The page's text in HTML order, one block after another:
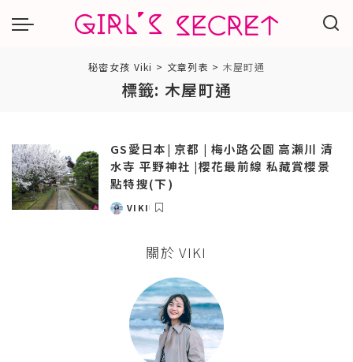
秘密女孩 Viki > 文章列表 > 木屋町通
標籤: 木屋町通
GS愛日本| 京都 | 梅小路公園 高瀨川 清
水寺 平野神社 |櫻花最前線 私藏賞櫻景
點特搜(下)
POSTED
VIKI
關於 VIKI